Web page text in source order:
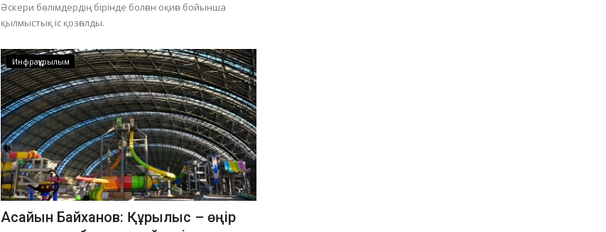
Әскери бөлімдердің бірінде болған оқиға бойынша
қылмыстық іс қозғалды.
Инфрақұрылым
Асайын Байханов: Құрылыс – өңір